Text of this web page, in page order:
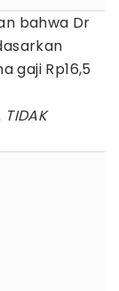
bahwa Dr
gaji Rp16,5
TIDAK